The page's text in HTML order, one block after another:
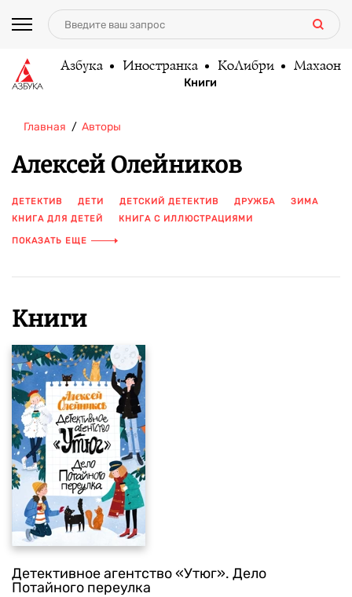
Азбука Иностранка КоЛибри Махаон
Книги
Главная Авторы
Алексей Олейников
ДЕТЕКТИВ ДЕТИ ДЕТСКИЙ ДЕТЕКТИВ ДРУЖБА
ЗИМА
КНИГА ДЛЯ ДЕТЕЙ
КНИГА С ИЛЛЮСТРАЦИЯМИ
КНИГИ ДЛЯ ПОДРОСТКОВ
ПОКАЗАТЬ ЕЩЕ
Книги
Детективное агентство «Утюг». Дело
Потайного переулка